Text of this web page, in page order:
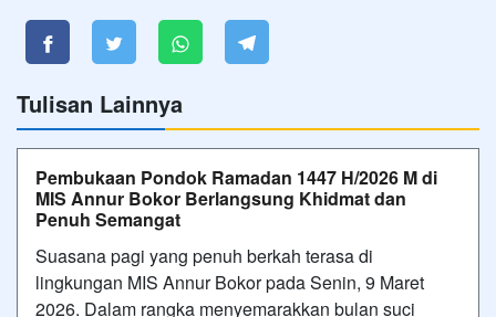
Tulisan Lainnya
Pembukaan Pondok Ramadan 1447 H/2026 M di
MIS Annur Bokor Berlangsung Khidmat dan
Penuh Semangat
Suasana pagi yang penuh berkah terasa di
lingkungan MIS Annur Bokor pada Senin, 9 Maret
2026. Dalam rangka menyemarakkan bulan suci